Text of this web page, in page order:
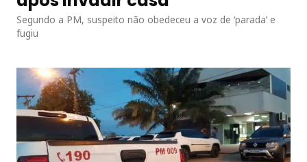
Segundo a PM, suspeito não obedeceu a voz de ‘parada’ e
fugiu